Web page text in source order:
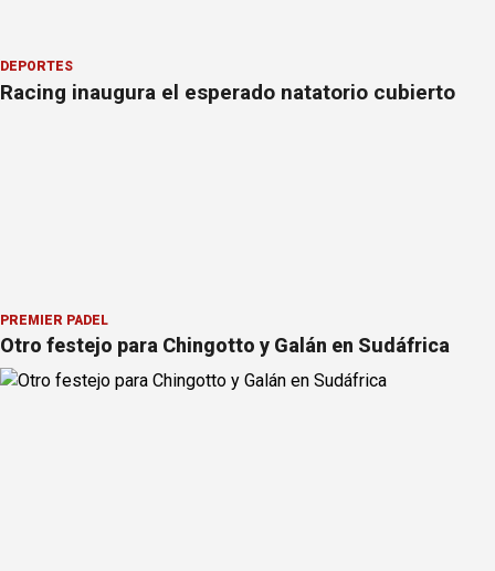
DEPORTES
Racing inaugura el esperado natatorio cubierto
PREMIER PÁDEL
Otro festejo para Chingotto y Galán en Sudáfrica